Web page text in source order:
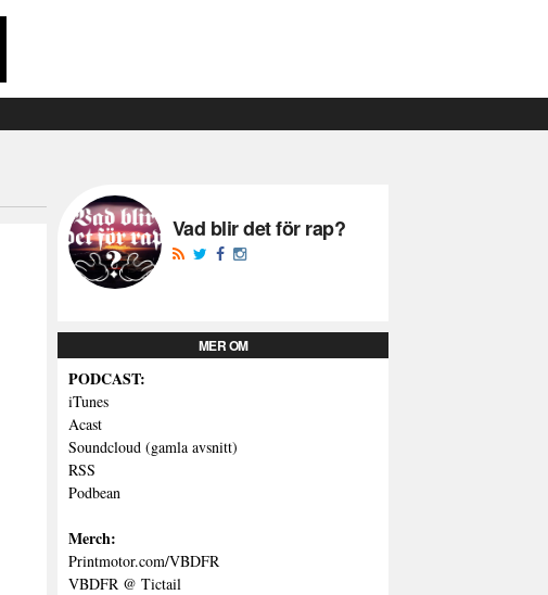
Vad blir det för rap?
MER OM
PODCAST:
iTunes
Acast
Soundcloud (gamla avsnitt)
RSS
Podbean
Merch:
Printmotor.com/VBDFR
VBDFR @ Tictail